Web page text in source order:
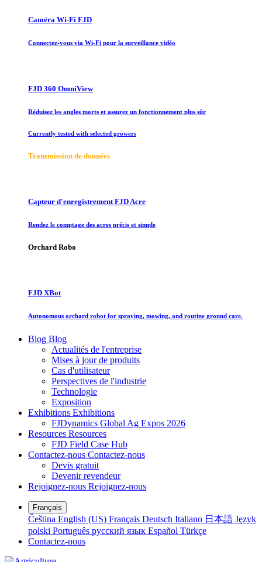
Caméra Wi-Fi FJD
Connectez-vous via Wi-Fi pour la surveillance vidéo
FJD 360 OmniView
Réduisez les angles morts et assurez un fonctionnement plus sûr
Currently tested with selected growers
Transmission de données
Capteur d'enregistrement FJD Acre
Rendez le comptage des acres précis et simple
Orchard Robo
FJD XBot
Autonomous orchard robot for spraying, mowing, and routine ground care.
Blog Blog
Actualités de l'entreprise
Mises à jour de produits
Cas d'utilisateur
Perspectives de l'industrie
Technologie
Exposition
Exhibitions Exhibitions
FJDynamics Global Ag Expos 2026
Resources Resources
FJD Field Case Hub
Contactez-nous Contactez-nous
Devis gratuit
Devenir revendeur
Rejoignez-nous Rejoignez-nous
Français
Čeština English (US) Français Deutsch Italiano 日本語 Język
polski Português русский язык Español Türkçe
Contactez-nous